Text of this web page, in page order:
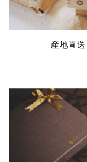
産地直送